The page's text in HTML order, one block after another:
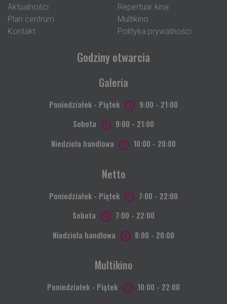
Aktualności
Plan centrum
Kontakt
Repertuar kina
Multikino
Polityka prywatności
Godziny otwarcia
Galeria
Poniedziałek - Piątek
9:00 - 21:00
Sobota
9:00 - 21:00
Niedziela handlowa
10:00 - 20:00
Netto
Poniedziałek - Piątek
7:00 - 22:00
Sobota
7:00 - 22:00
Niedziela handlowa
8:00 - 20:00
Multikino
Poniedziałek - Piątek
10:00 - 22:00